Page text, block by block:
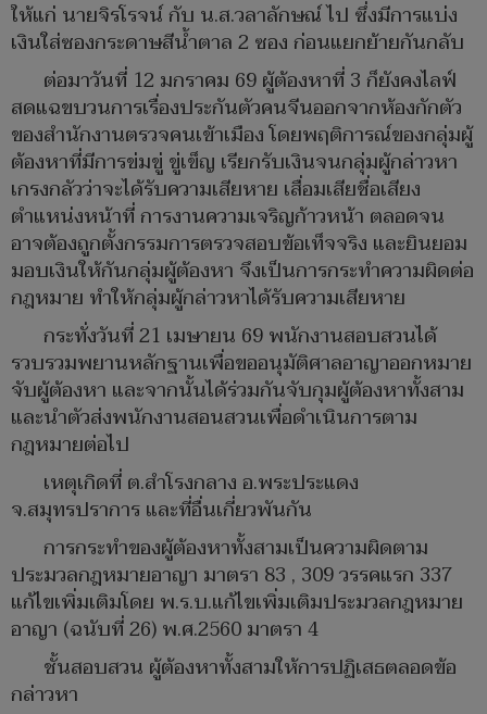
ให้แก่ นายจิรโรจน์ กับ น.ส.วลาลักษณ์ ไป ซึ่งมีการแบ่ง
เงินใส่ซองกระดาษสีน้ำตาล 2 ซอง ก่อนแยกย้ายกันกลับ
ต่อมาวันที่ 12 มกราคม 69 ผู้ต้องหาที่ 3 ก็ยังคงไลฟ์
สดแฉขบวนการเรื่องประกันตัวคนจีนออกจากห้องกักตัว
ของสำนักงานตรวจคนเข้าเมือง โดยพฤติการณ์ของกลุ่มผู้
ต้องหาที่มีการข่มขู่ ขู่เข็ญ เรียกรับเงินจนกลุ่มผู้กล่าวหา
เกรงกลัวว่าจะได้รับความเสียหาย เสื่อมเสียชื่อเสียง
ตำแหน่งหน้าที่ การงานความเจริญก้าวหน้า ตลอดจน
อาจต้องถูกตั้งกรรมการตรวจสอบข้อเท็จจริง และยินยอม
มอบเงินให้กันกลุ่มผู้ต้องหา จึงเป็นการกระทำความผิดต่อ
กฎหมาย ทำให้กลุ่มผู้กล่าวหาได้รับความเสียหาย
กระทั่งวันที่ 21 เมษายน 69 พนักงานสอบสวนได้
รวบรวมพยานหลักฐานเพื่อขออนุมัติศาลอาญาออกหมาย
จับผู้ต้องหา และจากนั้นได้ร่วมกันจับกุมผู้ต้องหาทั้งสาม
และนำตัวส่งพนักงานสอนสวนเพื่อดำเนินการตาม
กฎหมายต่อไป
เหตุเกิดที่ ต.สำโรงกลาง อ.พระประแดง
จ.สมุทรปราการ และที่อื่นเกี่ยวพันกัน
การกระทำของผู้ต้องหาทั้งสามเป็นความผิดตาม
ประมวลกฎหมายอาญา มาตรา 83 , 309 วรรคแรก 337
แก้ไขเพิ่มเติมโดย พ.ร.บ.แก้ไขเพิ่มเติมประมวลกฎหมาย
อาญา (ฉนับที่ 26) พ.ศ.2560 มาตรา 4
ชั้นสอบสวน ผู้ต้องหาทั้งสามให้การปฏิเสธตลอดข้อ
กล่าวหา